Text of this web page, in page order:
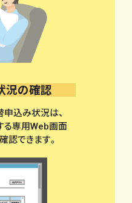
況の確認
込み状況は、
る専用Web画面
認できます。